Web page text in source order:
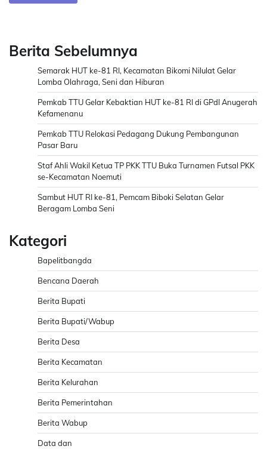
Berita Sebelumnya
Semarak HUT ke-81 RI, Kecamatan Bikomi Nilulat Gelar
Lomba Olahraga, Seni dan Hiburan
Pemkab TTU Gelar Kebaktian HUT ke-81 RI di GPdI Anugerah
Kefamenanu
Pemkab TTU Relokasi Pedagang Dukung Pembangunan
Pasar Baru
Staf Ahli Wakil Ketua TP PKK TTU Buka Turnamen Futsal PKK
se-Kecamatan Noemuti
Sambut HUT RI ke-81, Pemcam Biboki Selatan Gelar
Beragam Lomba Seni
Kategori
Bapelitbangda
Bencana Daerah
Berita Bupati
Berita Bupati/Wabup
Berita Desa
Berita Kecamatan
Berita Kelurahan
Berita Pemerintahan
Berita Wabup
Data dan